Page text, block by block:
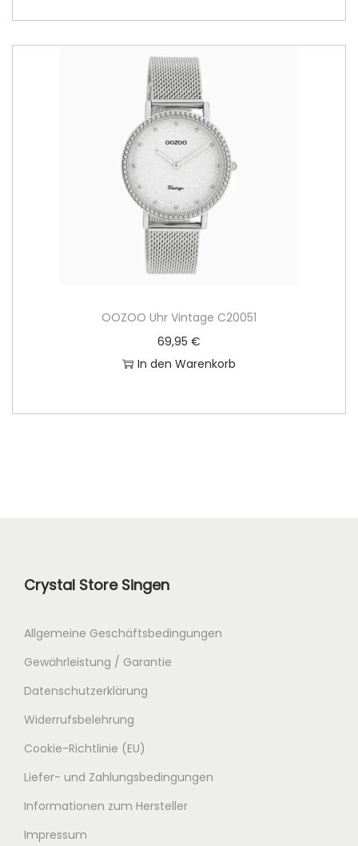
OOZOO Uhr Vintage C20051
69,95 €
In den Warenkorb
Crystal Store Singen
Allgemeine Geschäftsbedingungen
Gewährleistung / Garantie
Datenschutzerklärung
Widerrufsbelehrung
Cookie-Richtlinie (EU)
Liefer- und Zahlungsbedingungen
Informationen zum Hersteller
Impressum